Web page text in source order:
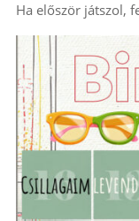
Ha először játszol,